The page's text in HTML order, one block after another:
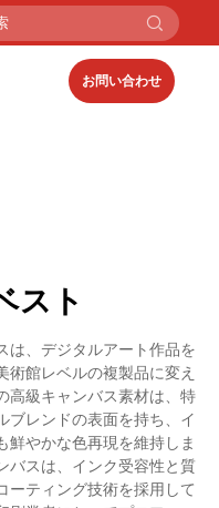
お問い合わせ
スト
は、デジタルアート作品を
館レベルの複製品に変え
高級キャンバス素材は、特
ブレンドの表面を持ち、イ
鮮やかな色再現を維持しま
バスは、インク受容性と質
ーティング技術を採用して